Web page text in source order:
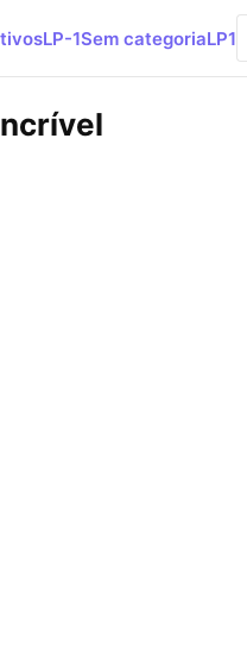
LP-1Sem categoriaLP1